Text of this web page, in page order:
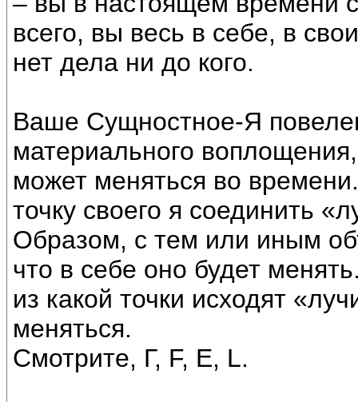
всего, вы весь в себе, в
нет дела ни до кого.
Ваше Сущностное-Я
материального
может меняться во
точку своего я соединить
Образом, с тем или иным
что в себе оно будет
из какой точки исходят
меняться.
Смотрите, Г, F, Е, L.